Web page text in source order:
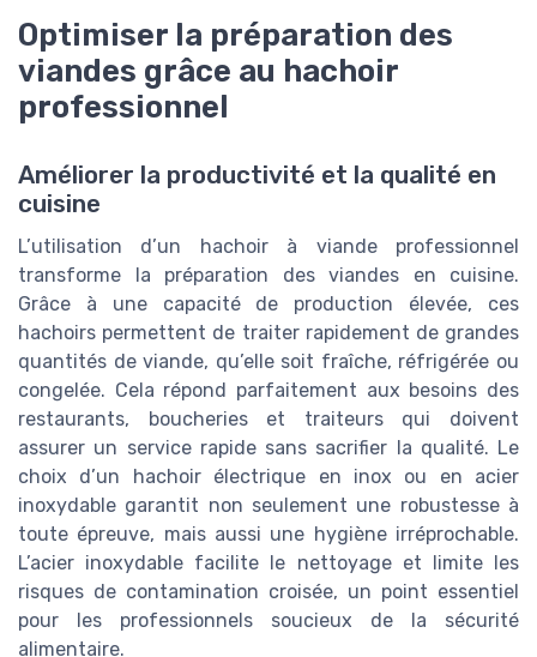
Optimiser la préparation des
viandes grâce au hachoir
professionnel
Améliorer la productivité et la qualité en
cuisine
L’utilisation d’un hachoir à viande professionnel
transforme la préparation des viandes en cuisine.
Grâce à une capacité de production élevée, ces
hachoirs permettent de traiter rapidement de grandes
quantités de viande, qu’elle soit fraîche, réfrigérée ou
congelée. Cela répond parfaitement aux besoins des
restaurants, boucheries et traiteurs qui doivent
assurer un service rapide sans sacrifier la qualité. Le
choix d’un hachoir électrique en inox ou en acier
inoxydable garantit non seulement une robustesse à
toute épreuve, mais aussi une hygiène irréprochable.
L’acier inoxydable facilite le nettoyage et limite les
risques de contamination croisée, un point essentiel
pour les professionnels soucieux de la sécurité
alimentaire.